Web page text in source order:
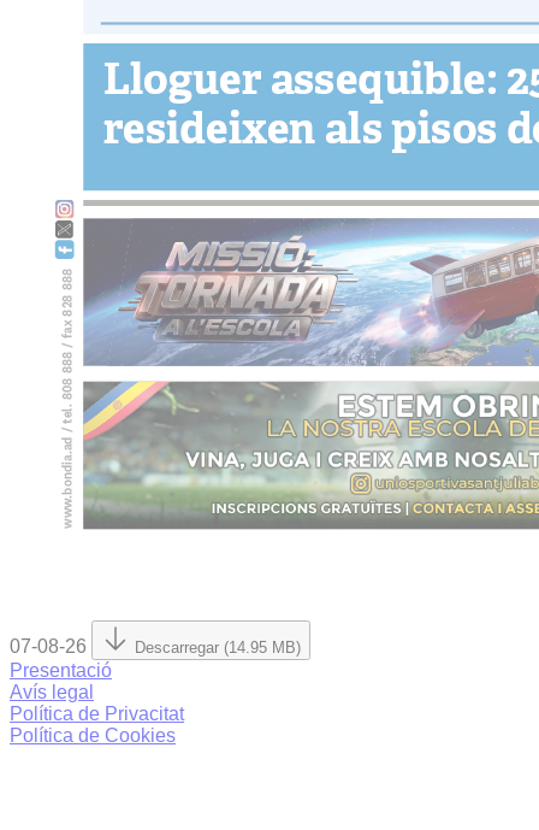
07-08-26 Descarregar (14.95 MB)
Presentació
Avís legal
Política de Privacitat
Política de Cookies